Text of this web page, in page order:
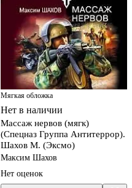
Мягкая обложка
Нет в наличии
Массаж нервов (мягк)
(Спецназ Группа Антитеррор).
Шахов М. (Эксмо)
Максим Шахов
Нет оценок